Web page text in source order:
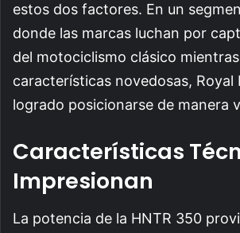
estos dos factores. En un
donde las marcas luchan por
del motociclismo clásico
características novedosas, Royal
logrado posicionarse de manera
Características
Impresionan
La potencia de la HNTR 350